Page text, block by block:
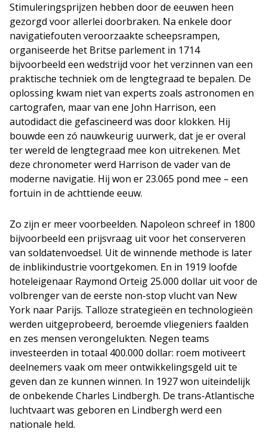
Stimuleringsprijzen hebben door de eeuwen heen
gezorgd voor allerlei doorbraken. Na enkele door
navigatiefouten veroorzaakte scheepsrampen,
organiseerde het Britse parlement in 1714
bijvoorbeeld een wedstrijd voor het verzinnen van een
praktische techniek om de lengtegraad te bepalen. De
oplossing kwam niet van experts zoals astronomen en
cartografen, maar van ene John Harrison, een
autodidact die gefascineerd was door klokken. Hij
bouwde een zó nauwkeurig uurwerk, dat je er overal
ter wereld de lengtegraad mee kon uitrekenen. Met
deze chronometer werd Harrison de vader van de
moderne navigatie. Hij won er 23.065 pond mee – een
fortuin in de achttiende eeuw.
Zo zijn er meer voorbeelden. Napoleon schreef in 1800
bijvoorbeeld een prijsvraag uit voor het conserveren
van soldatenvoedsel. Uit de winnende methode is later
de inblikindustrie voortgekomen. En in 1919 loofde
hoteleigenaar Raymond Orteig 25.000 dollar uit voor de
volbrenger van de eerste non-stop vlucht van New
York naar Parijs. Talloze strategieën en technologieën
werden uitgeprobeerd, beroemde vliegeniers faalden
en zes mensen verongelukten. Negen teams
investeerden in totaal 400.000 dollar: roem motiveert
deelnemers vaak om meer ontwikkelingsgeld uit te
geven dan ze kunnen winnen. In 1927 won uiteindelijk
de onbekende Charles Lindbergh. De trans-Atlantische
luchtvaart was geboren en Lindbergh werd een
nationale held.